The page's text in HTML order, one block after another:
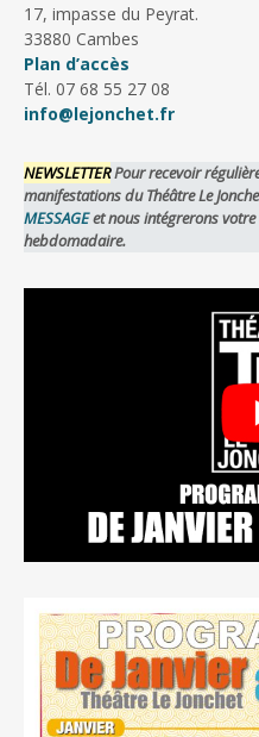
17, impasse du Peyrat.
33880 Cambes
Plan d’accès
Tél. 07 68 55 27 08
info@lejonchet.fr
NEWSLETTERPour recevoir
manifestations du Théâtre Le
MESSAGEet nous intégrerons
hebdomadaire.